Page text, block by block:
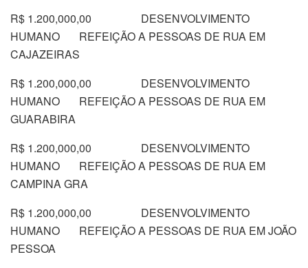
R$ 1.200,000,00 DESENVOLVIMENTO
HUMANO REFEIÇÃO A PESSOAS DE RUA EM
CAJAZEIRAS
R$ 1.200,000,00 DESENVOLVIMENTO
HUMANO REFEIÇÃO A PESSOAS DE RUA EM
GUARABIRA
R$ 1.200,000,00 DESENVOLVIMENTO
HUMANO REFEIÇÃO A PESSOAS DE RUA EM
CAMPINA GRA
R$ 1.200,000,00 DESENVOLVIMENTO
HUMANO REFEIÇÃO A PESSOAS DE RUA EM JOÃO
PESSOA